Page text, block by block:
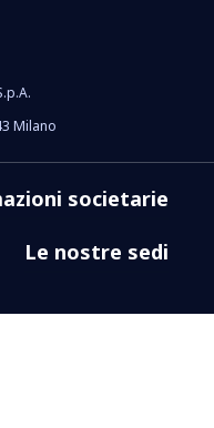
Milano
societarie
Le nostre sedi